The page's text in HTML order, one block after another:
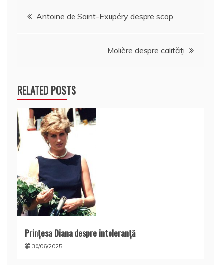
Navigare
Antoine de Saint-Exupéry despre scop
Molière despre calităţi
RELATED POSTS
Prințesa Diana despre intoleranță
30/06/2025